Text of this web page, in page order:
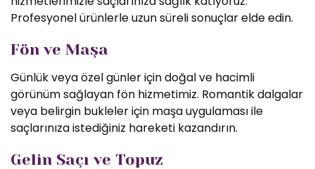
Profesyonel ürünlerle uzun süreli sonuçlar elde edin.
Fön ve Maşa
Günlük veya özel günler için doğal ve hacimli
görünüm sağlayan fön hizmetimiz. Romantik dalgalar
veya belirgin bukleler için maşa uygulaması ile
saçlarınıza istediğiniz hareketi kazandırın.
Gelin Saçı ve Topuz